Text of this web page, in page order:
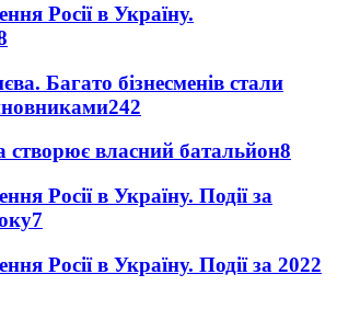
Росії в Україну.
Багато бізнесменів стали
242
створює власний батальйон8
Росії в Україну. Події за
7
Росії в Україну. Події за 2022